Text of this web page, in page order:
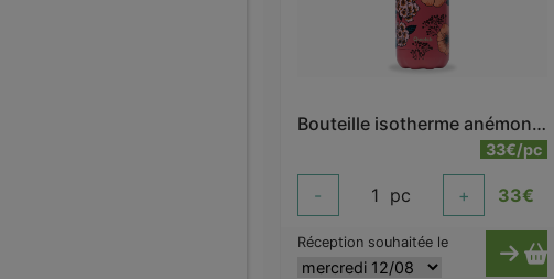
Bouteille isotherme anémone 500 ml
33€/pc
- 1 pc + 33€
Réception souhaitée le